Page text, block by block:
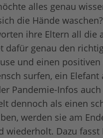
alles genau
die Hände
ihre Eltern all die
dafür genau den
und einen
surfen, ein Elefant
Pandemie-Infos
dennoch als einen
werden sie am
wiederholt. Dazu